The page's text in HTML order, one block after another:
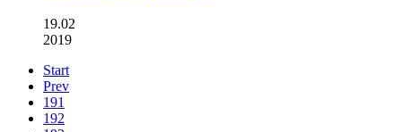
19.02
2019
Start
Prev
191
192